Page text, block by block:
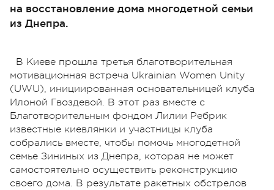
на восстановление дома многодетной семьи
из Днепра.
В Киеве прошла третья благотворительная
мотивационная встреча Ukrainian Women Unity
(UWU), инициированная основательницей клуба
Илоной Гвоздевой. В этот раз вместе с
Благотворительным фондом Лилии Ребрик
известные киевлянки и участницы клуба
собрались вместе, чтобы помочь многодетной
семье Зининых из Днепра, которая не может
самостоятельно осуществить реконструкцию
своего дома. В результате ракетных обстрелов